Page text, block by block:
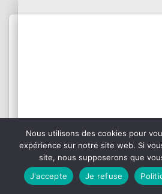
Nous utilisons des cookies pour
expérience sur notre site web. Si
site, nous supposerons que
J'accepte
Je refuse